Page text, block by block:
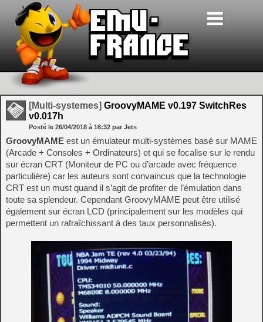
[Multi-systemes] GroovyMAME v0.197 SwitchRes
v0.017h
Posté le 26/04/2018 à 16:32 par Jets
GroovyMAME est un émulateur multi-systèmes basé sur MAME
(Arcade + Consoles + Ordinateurs) et qui se focalise sur le rendu
sur écran CRT (Moniteur de PC ou d’arcade avec fréquence
particulière) car les auteurs sont convaincus que la technologie
CRT est un must quand il s’agit de profiter de l’émulation dans
toute sa splendeur. Cependant GroovyMAME peut être utilisé
également sur écran LCD (principalement sur les modèles qui
permettent un rafraîchissant à des taux personnalisés).